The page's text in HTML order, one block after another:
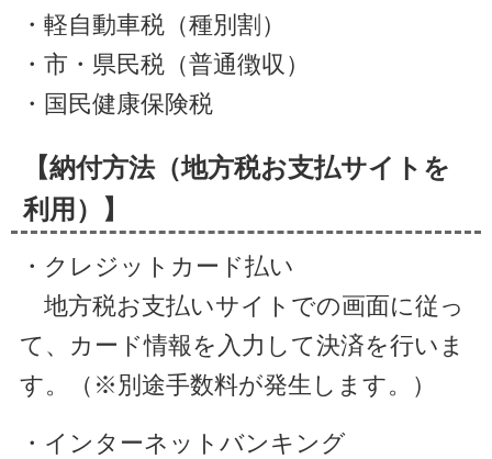
・軽自動車税（種別割）
・市・県民税（普通徴収）
・国民健康保険税
【納付方法（地方税お支払サイトを
利用）】
・クレジットカード払い
地方税お支払いサイトでの画面に従っ
て、カード情報を入力して決済を行いま
す。（※別途手数料が発生します。）
・インターネットバンキング